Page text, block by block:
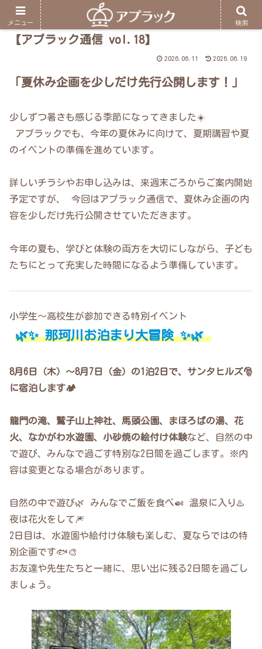
【アプラック通信 vol.18】
2026.06.11 2026.06.19
「夏休み企画を少しだけ先行公開します！」
少しずつ暑さも感じる季節になってきました☀️
アプラックでも、今年の夏休みに向けて、夏期講習や夏
のイベントの準備を進めています。
詳しいチラシやお申し込みは、来週末ごろからご案内開始
予定ですが、 今回はアプラック通信で、夏休み企画の内
容を少しだけ先行公開させていただきます。
今年の夏も、学びと体験の両方を大切にしながら、子ども
たちにとって充実した時間になるよう準備しています。
小学生〜高校生が参加できる特別イベント
🌿✨ 那珂川お泊まり大冒険 ✨🌿
8月6日（木）〜8月7日（金）の1泊2日で、サンタヒルズ🎅
に宿泊します🏕️
龍門の滝、鷲子山上神社、馬頭公園、まほろばの湯、花
火、なかがわ水遊園、小砂焼の絵付け体験など、自然の中
で遊び、みんなで過ごす特別な2日間を過ごします。※内
容は変更となる場合があります。
自然の中で遊び🌿 みんなでご飯を食べ🍛 温泉に入り♨️
夜は花火をして🎆
2日目は、水遊園や絵付け体験も楽しむ、夏ならではの特
別企画です🐟🎨
お友達や先生たちと一緒に、思い出に残る2日間を過ごし
ましょう。
メニュー 検索